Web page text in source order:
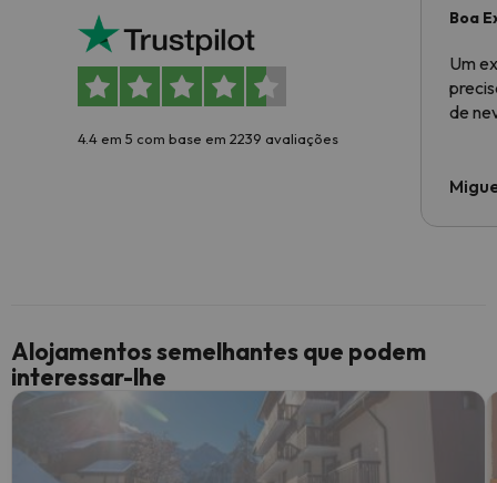
4.4 em 5 com base em 2239 avaliações
Boa
Um
de
Alojamentos semelhantes que podem
interessar-lhe